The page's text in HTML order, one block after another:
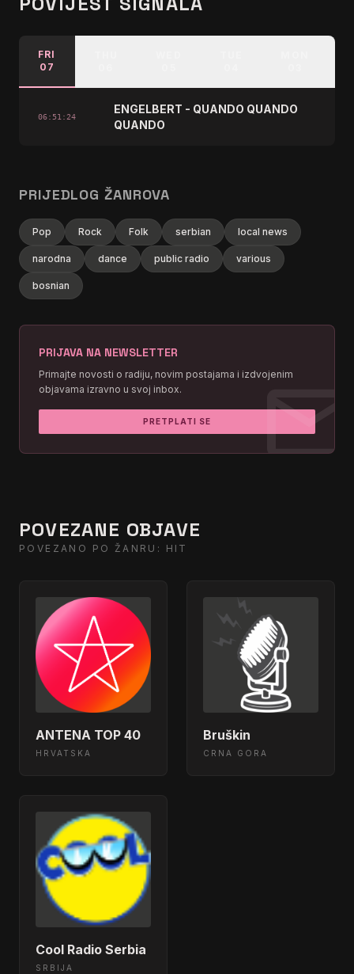
FRI
07
06:51:24
ENGELBERT - QUANDO QUANDO
QUANDO
PRIJEDLOG ŽANROVA
Pop Rock Folk serbian local news
narodna dance public radio various
bosnian
PRIJAVA NA NEWSLETTER
Primajte novosti o radiju, novim postajama i izdvojenim
objavama izravno u svoj inbox.
PRETPLATI SE
POVEZANE OBJAVE
POVEZANO PO ŽANRU: HIT
ANTENA TOP 40
HRVATSKA
Bruškin
CRNA GORA
Cool Radio Serbia
SRBIJA